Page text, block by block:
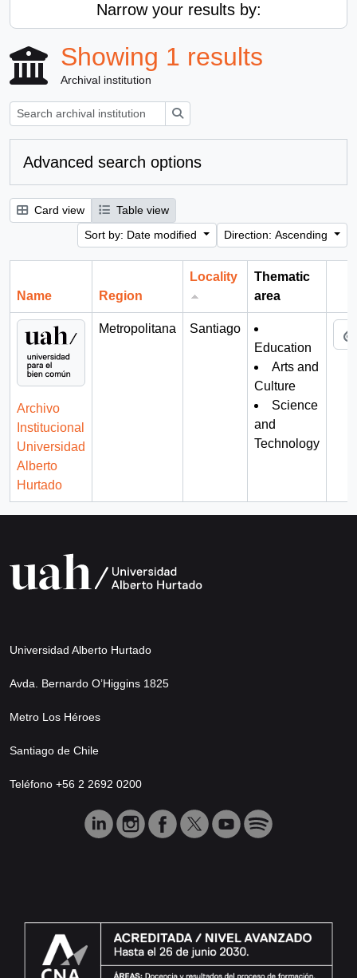
Narrow your results by:
Showing 1 results
Archival institution
Advanced search options
Card view
Table view
Sort by: Date modified
Direction: Ascending
Name Region
Locality
Thematic
area
Archivo
Institucional
Universidad
Alberto
Hurtado
Metropolitana
Santiago
Education
Arts and
Culture
Science
and
Technology
Universidad Alberto Hurtado
Avda. Bernardo O’Higgins 1825
Metro Los Héroes
Santiago de Chile
Teléfono +56 2 2692 0200